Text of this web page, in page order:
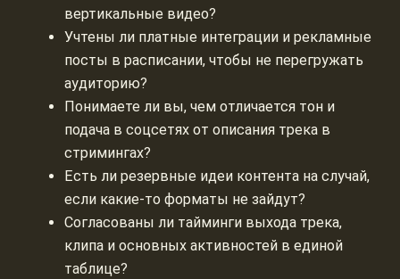
вертикальные видео?
Учтены ли платные интеграции и рекламные
посты в расписании, чтобы не перегружать
аудиторию?
Понимаете ли вы, чем отличается тон и
подача в соцсетях от описания трека в
стримингах?
Есть ли резервные идеи контента на случай,
если какие-то форматы не зайдут?
Согласованы ли тайминги выхода трека,
клипа и основных активностей в единой
таблице?